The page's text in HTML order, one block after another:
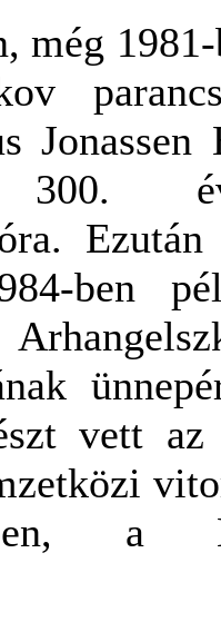
még
Jonassen
300.
ben
vett
a